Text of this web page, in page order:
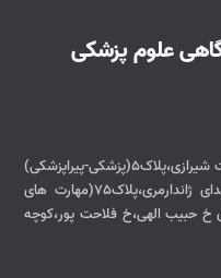
علوم پزشکی
مرکز شماره 1 : خیابان دکتر قریب،تقاطع فرصت شیرازی،پلاک5(پزشکی-پیراپزشکی)
مرکز شماره2:خیابان دوازده فروردین،خ شهدای ژاندارمری،پلاک75(مهارت های
خ حبیب الهی،خ فلاحت پور،کوچه